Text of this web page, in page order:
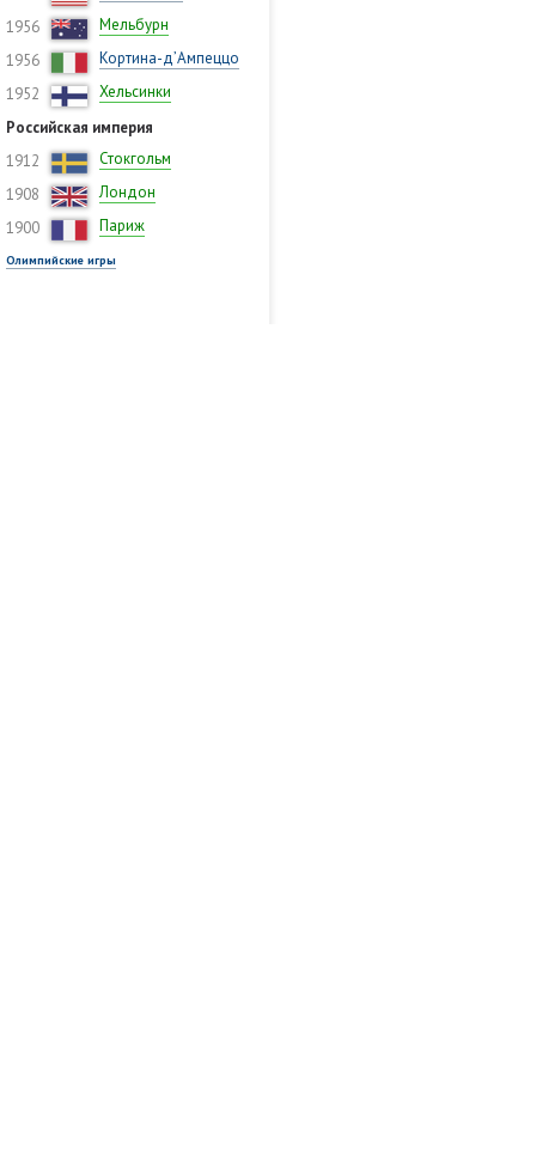
1956
Мельбурн
1956
Кортина-д’Ампеццо
1952
Хельсинки
Российская империя
1912
Стокгольм
1908
Лондон
1900
Париж
Олимпийские игры